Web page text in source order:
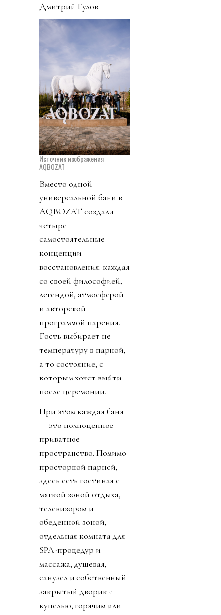
Дмитрий Гулов.
Источник изображения
AQBOZAT
Вместо одной
универсальной бани в
AQBOZAT создали
четыре
самостоятельные
концепции
восстановления: каждая
со своей философией,
легендой, атмосферой
и авторской
программой парения.
Гость выбирает не
температуру в парной,
а то состояние, с
которым хочет выйти
после церемонии.
При этом каждая баня
— это полноценное
приватное
пространство. Помимо
просторной парной,
здесь есть гостиная с
мягкой зоной отдыха,
телевизором и
обеденной зоной,
отдельная комната для
SPA-процедур и
массажа, душевая,
санузел и собственный
закрытый дворик с
купелью, горячим или